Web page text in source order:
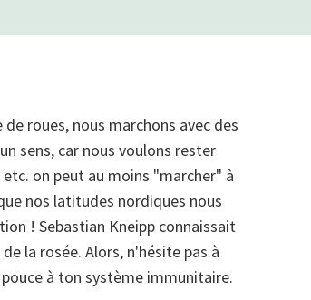
roues, nous marchons avec des
sens, car nous voulons rester
on peut au moins "marcher" à
nos latitudes nordiques nous
! Sebastian Kneipp connaissait
la rosée. Alors, n'hésite pas à
à ton système immunitaire.